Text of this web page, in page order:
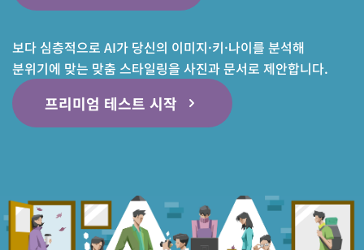
보다 심층적으로 AI가 당신의 이미지·키·나이를 분석해
분위기에 맞는 맞춤 스타일링을 사진과 문서로 제안합니다.
프리미엄 테스트 시작